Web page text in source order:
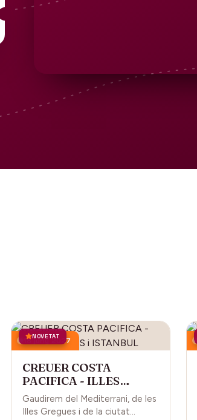
NOVETAT
18 juny 2027
CREUER COSTA
PACIFICA - ILLES
GREGUES i ISTANBUL
Gaudirem del Mediterrani, de les
Illes Gregues i de la ciutat